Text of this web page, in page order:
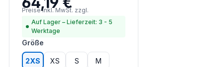
Preise inkl. MwSt. zzgl.
Versandkosten
Auf Lager – Lieferzeit: 3 - 5
Werktage
Größe
2XS XS S M